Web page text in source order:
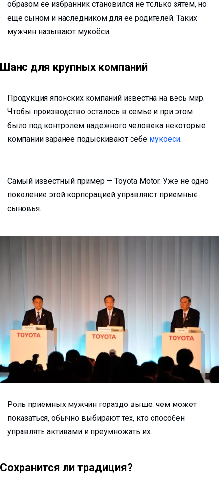
образом ее избранник становился не только зятем, но
еще сыном и наследником для ее родителей. Таких
мужчин называют мукоёси.
Шанс для крупных компаний
Продукция японских компаний известна на весь мир.
Чтобы производство осталось в семье и при этом
было под контролем надежного человека некоторые
компании заранее подыскивают себе мукоёси.
Самый известный пример — Toyota Motor. Уже не одно
поколение этой корпорацией управляют приемные
сыновья.
Роль приемных мужчин гораздо выше, чем может
показаться, обычно выбирают тех, кто способен
управлять активами и преумножать их.
Сохранится ли традиция?